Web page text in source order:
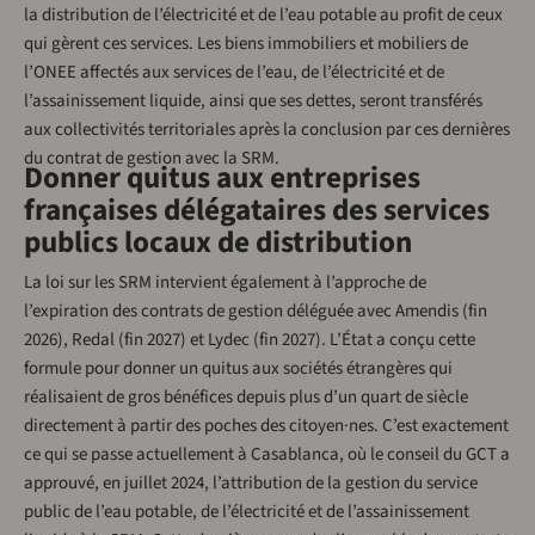
la distribution de l’électricité et de l’eau potable au profit de ceux
qui gèrent ces services. Les biens immobiliers et mobiliers de
l’ONEE affectés aux services de l’eau, de l’électricité et de
l’assainissement liquide, ainsi que ses dettes, seront transférés
aux collectivités territoriales après la conclusion par ces dernières
du contrat de gestion avec la SRM.
Donner quitus aux entreprises
françaises délégataires des services
publics locaux de distribution
La loi sur les SRM intervient également à l’approche de
l’expiration des contrats de gestion déléguée avec Amendis (fin
2026), Redal (fin 2027) et Lydec (fin 2027). L’État a conçu cette
formule pour donner un quitus aux sociétés étrangères qui
réalisaient de gros bénéfices depuis plus d’un quart de siècle
directement à partir des poches des citoyen·nes. C’est exactement
ce qui se passe actuellement à Casablanca, où le conseil du GCT a
approuvé, en juillet 2024, l’attribution de la gestion du service
public de l’eau potable, de l’électricité et de l’assainissement